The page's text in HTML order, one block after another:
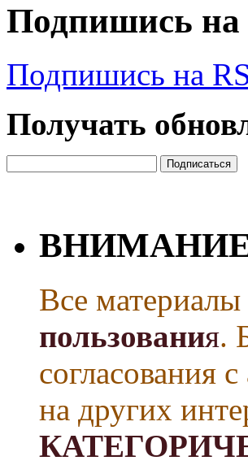
Подпишись на
Подпишись на
Получать
Все
пользования.
согласования
на других